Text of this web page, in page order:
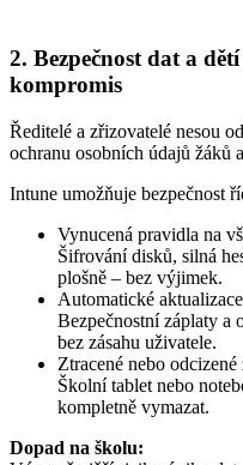
2. Bezpečnost dat a
kompromis
Ředitelé a zřizovatelé nesou
ochranu osobních údajů žáků
Intune umožňuje bezpečnost
Vynucená pravidla na
Šifrování disků, silná
plošně – bez výjimek.
Automatické
Bezpečnostní záplaty a
bez zásahu uživatele.
Ztracené nebo odcizené
Školní tablet nebo
kompletně vymazat.
Dopad na školu: